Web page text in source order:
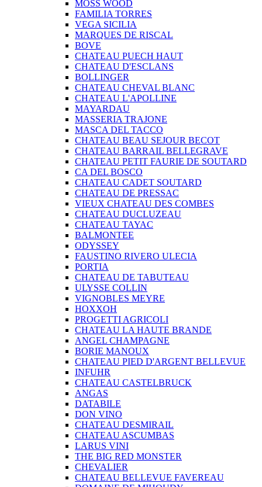
MOSS WOOD
FAMILIA TORRES
VEGA SICILIA
MARQUES DE RISCAL
BOVE
CHATEAU PUECH HAUT
CHATEAU D'ESCLANS
BOLLINGER
CHATEAU CHEVAL BLANC
CHATEAU L'APOLLINE
MAYARDAU
MASSERIA TRAJONE
MASCA DEL TACCO
CHATEAU BEAU SEJOUR BECOT
CHATEAU BARRAIL BELLEGRAVE
CHATEAU PETIT FAURIE DE SOUTARD
CA DEL BOSCO
CHATEAU CADET SOUTARD
CHATEAU DE PRESSAC
VIEUX CHATEAU DES COMBES
CHATEAU DUCLUZEAU
CHATEAU TAYAC
BALMONTEE
ODYSSEY
FAUSTINO RIVERO ULECIA
PORTIA
CHATEAU DE TABUTEAU
ULYSSE COLLIN
VIGNOBLES MEYRE
HOXXOH
PROGETTI AGRICOLI
CHATEAU LA HAUTE BRANDE
ANGEL CHAMPAGNE
BORIE MANOUX
CHATEAU PIED D'ARGENT BELLEVUE
INFUHR
CHATEAU CASTELBRUCK
ANGAS
DATABILE
DON VINO
CHATEAU DESMIRAIL
CHATEAU ASCUMBAS
LARUS VINI
THE BIG RED MONSTER
CHEVALIER
CHATEAU BELLEVUE FAVEREAU